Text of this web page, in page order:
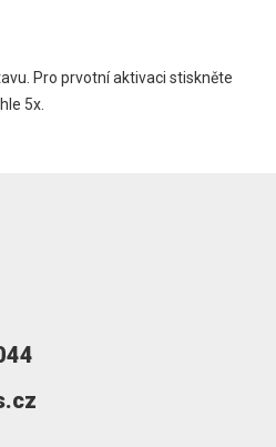
Pro prvotní aktivaci stiskněte
5x.